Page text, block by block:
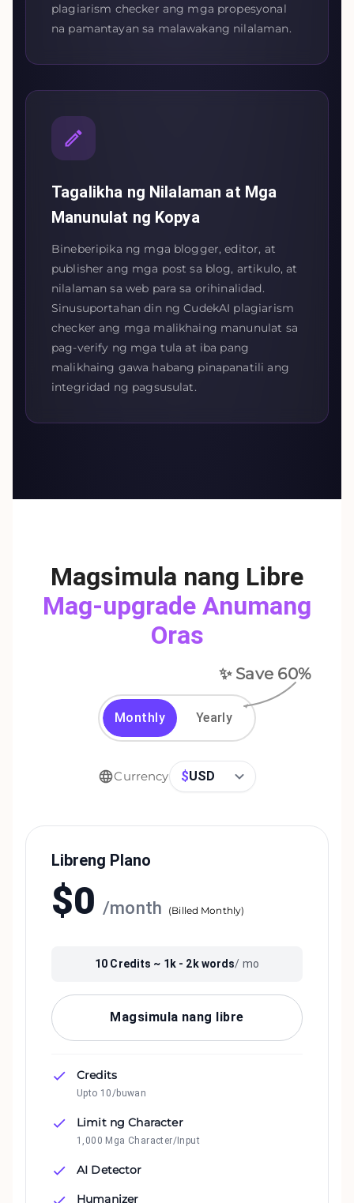
plagiarism checker ang mga propesyonal
na pamantayan sa malawakang nilalaman.
Tagalikha ng Nilalaman at Mga
Manunulat ng Kopya
Bineberipika ng mga blogger, editor, at
publisher ang mga post sa blog, artikulo, at
nilalaman sa web para sa orihinalidad.
Sinusuportahan din ng CudekAI plagiarism
checker ang mga malikhaing manunulat sa
pag-verify ng mga tula at iba pang
malikhaing gawa habang pinapanatili ang
integridad ng pagsusulat.
Magsimula nang Libre
Mag-upgrade Anumang
Oras
✨ Save 60%
Monthly Yearly
Currency $USD
Libreng Plano
$0 /month (Billed Monthly)
10 Credits ~ 1k - 2kwords/ mo
Magsimula nang libre
Credits
Upto 10/buwan
Limit ng Character
1,000 Mga Character/Input
AI Detector
Humanizer